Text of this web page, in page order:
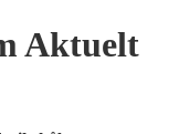
Aktuelt